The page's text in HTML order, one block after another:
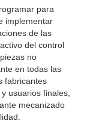
para
implementar
de las
del control
no
en todas las
fabricantes
usuarios finales,
mecanizado